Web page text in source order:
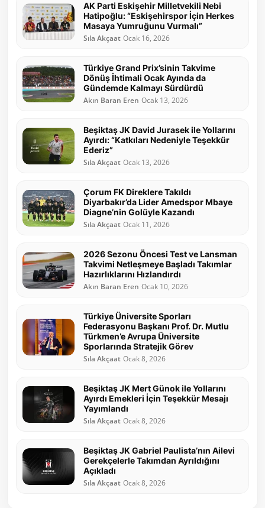
AK Parti Eskişehir Milletvekili Nebi
Hatipoğlu: “Eskişehirspor İçin Herkes
Masaya Yumruğunu Vurmalı”
Sıla Akçaat Ocak 16, 2026
Türkiye Grand Prix’sinin Takvime
Dönüş İhtimali Ocak Ayında da
Gündemde Kalmayı Sürdürdü
Akın Baran Eren Ocak 13, 2026
Beşiktaş JK David Jurasek ile Yollarını
Ayırdı: “Katkıları Nedeniyle Teşekkür
Ederiz”
Sıla Akçaat Ocak 13, 2026
Çorum FK Direklere Takıldı
Diyarbakır’da Lider Amedspor Mbaye
Diagne’nin Golüyle Kazandı
Sıla Akçaat Ocak 11, 2026
2026 Sezonu Öncesi Test ve Lansman
Takvimi Netleşmeye Başladı Takımlar
Hazırlıklarını Hızlandırdı
Akın Baran Eren Ocak 10, 2026
Türkiye Üniversite Sporları
Federasyonu Başkanı Prof. Dr. Mutlu
Türkmen’e Avrupa Üniversite
Sporlarında Stratejik Görev
Sıla Akçaat Ocak 8, 2026
Beşiktaş JK Mert Günok ile Yollarını
Ayırdı Emekleri İçin Teşekkür Mesajı
Yayımlandı
Sıla Akçaat Ocak 8, 2026
Beşiktaş JK Gabriel Paulista’nın Ailevi
Gerekçelerle Takımdan Ayrıldığını
Açıkladı
Sıla Akçaat Ocak 8, 2026